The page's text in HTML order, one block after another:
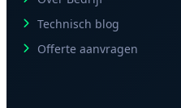
Technisch blog
Offerte aanvragen